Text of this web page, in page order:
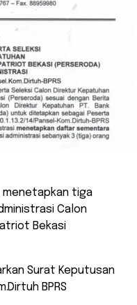
menetapkan tiga
Calon
Bekasi
Surat Keputusan
BPRS